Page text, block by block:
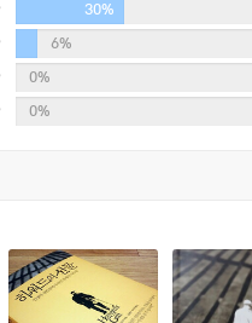
에 자리하게 될 것이다. 최소
나 처음이기 때문에 한 번
환점이라는 의미 있는 지표
나거나 조직에서 밀려날 때
30%
6%
0%
0%